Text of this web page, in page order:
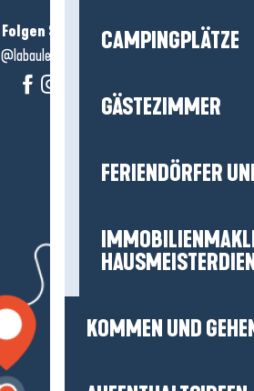
CAMPINGPLÄTZE
GÄSTEZIMMER
FERIENDÖRFER
KOMMEN UND
Folgen Sie uns!
@labauleguérande